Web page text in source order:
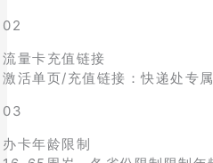
02
流量卡充值链接
激活单页/充值链接：快递处专
03
办卡年龄限制